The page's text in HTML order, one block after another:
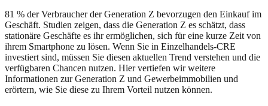
81 % der Verbraucher der Generation Z bevorzugen den Einkauf im
Geschäft. Studien zeigen, dass die Generation Z es schätzt, dass
stationäre Geschäfte es ihr ermöglichen, sich für eine kurze Zeit von
ihrem Smartphone zu lösen. Wenn Sie in Einzelhandels-CRE
investiert sind, müssen Sie diesen aktuellen Trend verstehen und die
verfügbaren Chancen nutzen. Hier vertiefen wir weitere
Informationen zur Generation Z und Gewerbeimmobilien und
erörtern, wie Sie diese zu Ihrem Vorteil nutzen können.